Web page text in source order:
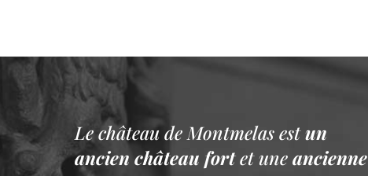
Le château de Montmelas est un
ancien château fort et une ancienne